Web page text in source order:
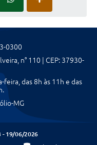
0300
n° 110 | CEP: 37930-
das 8h às 11h e das
MG
- 19/06/2026